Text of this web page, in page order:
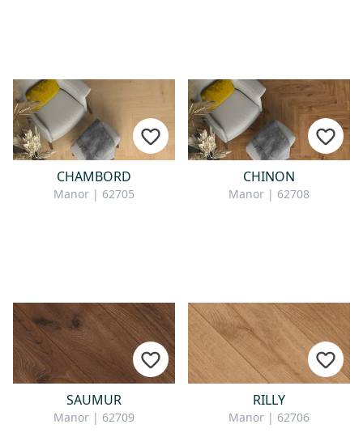
CHAMBORD
Manor | 62705
CHINON
Manor | 62708
SAUMUR
Manor | 62709
RILLY
Manor | 62706